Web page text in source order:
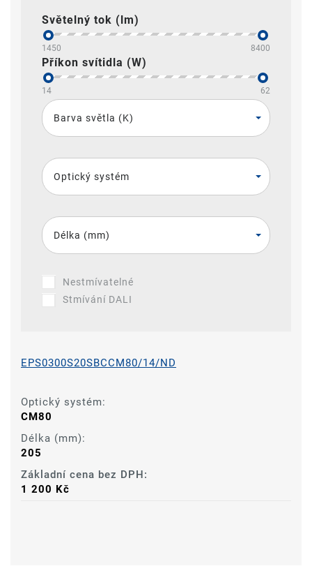
Světelný tok (lm)
1450 8400
Příkon svítidla (W)
14 62
Barva světla (K)
Optický systém
Délka (mm)
Nestmívatelné
Stmívání DALI
EPS0300S20SBCCM80/14/ND
Optický systém:
CM80
Délka (mm):
205
Základní cena bez DPH:
1 200 Kč